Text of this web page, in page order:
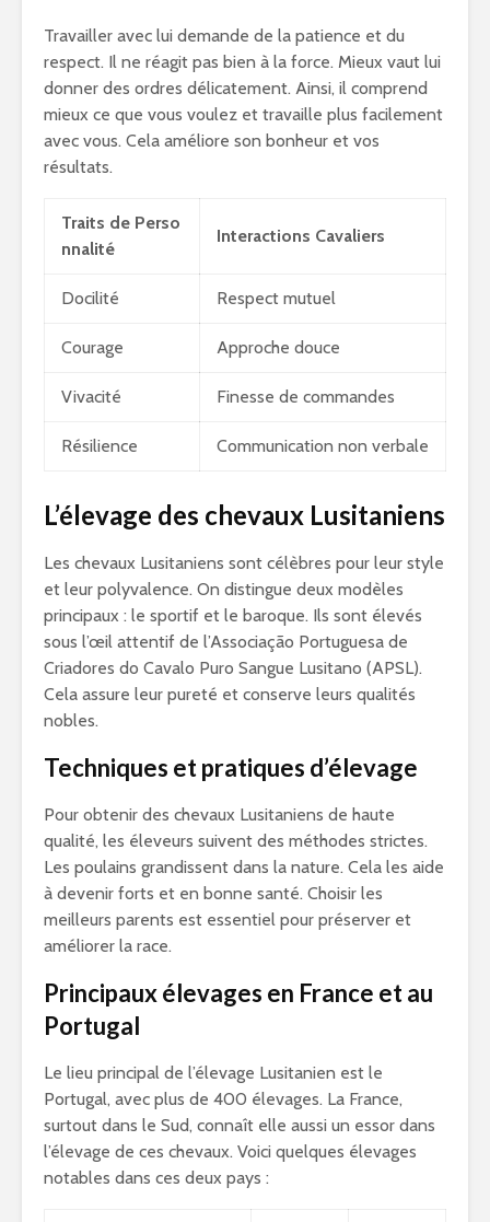
Travailler avec lui demande de la patience et du
respect. Il ne réagit pas bien à la force. Mieux vaut lui
donner des ordres délicatement. Ainsi, il comprend
mieux ce que vous voulez et travaille plus facilement
avec vous. Cela améliore son bonheur et vos
résultats.
Traits de Perso
nnalité
Interactions Cavaliers
Docilité Respect mutuel
Courage Approche douce
Vivacité Finesse de commandes
Résilience Communication non verbale
L’élevage des chevaux Lusitaniens
Les chevaux Lusitaniens sont célèbres pour leur style
et leur polyvalence. On distingue deux modèles
principaux : le sportif et le baroque. Ils sont élevés
sous l’œil attentif de l’Associação Portuguesa de
Criadores do Cavalo Puro Sangue Lusitano (APSL).
Cela assure leur pureté et conserve leurs qualités
nobles.
Techniques et pratiques d’élevage
Pour obtenir des chevaux Lusitaniens de haute
qualité, les éleveurs suivent des méthodes strictes.
Les poulains grandissent dans la nature. Cela les aide
à devenir forts et en bonne santé. Choisir les
meilleurs parents est essentiel pour préserver et
améliorer la race.
Principaux élevages en France et au
Portugal
Le lieu principal de l’élevage Lusitanien est le
Portugal, avec plus de 400 élevages. La France,
surtout dans le Sud, connaît elle aussi un essor dans
l’élevage de ces chevaux. Voici quelques élevages
notables dans ces deux pays :